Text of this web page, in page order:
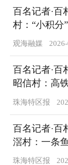
百名记者·百
村：“小积分
“大能量”
观海融媒
百名记者·百
昭信村：高
“变局”
珠海特区报
百名记者·百
滘村：一条
与文脉
珠海特区报